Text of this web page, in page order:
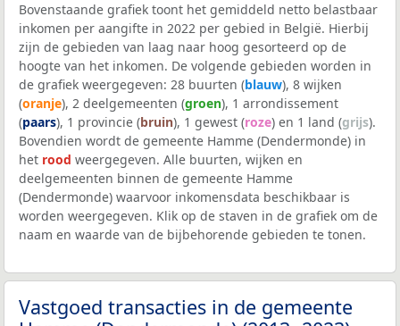
Bovenstaande grafiek toont het gemiddeld netto belastbaar
inkomen per aangifte in 2022 per gebied in België. Hierbij
zijn de gebieden van laag naar hoog gesorteerd op de
hoogte van het inkomen. De volgende gebieden worden in
de grafiek weergegeven: 28 buurten (blauw), 8 wijken
(oranje), 2 deelgemeenten (groen), 1 arrondissement
(paars), 1 provincie (bruin), 1 gewest (roze) en 1 land (grijs).
Bovendien wordt de gemeente Hamme (Dendermonde) in
het rood weergegeven. Alle buurten, wijken en
deelgemeenten binnen de gemeente Hamme
(Dendermonde) waarvoor inkomensdata beschikbaar is
worden weergegeven. Klik op de staven in de grafiek om de
naam en waarde van de bijbehorende gebieden te tonen.
Vastgoed transacties in de gemeente